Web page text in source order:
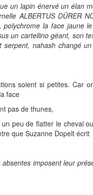
un lapin énervé un élan
ALBERTUS DÜRER
polychrome la face jaune
un cartellino géant, son
nahash changé
soient si petites. Car
face
pas de thunes,
peu de flatter le cheval
que Suzanne Dopelt écrit
imposent leur